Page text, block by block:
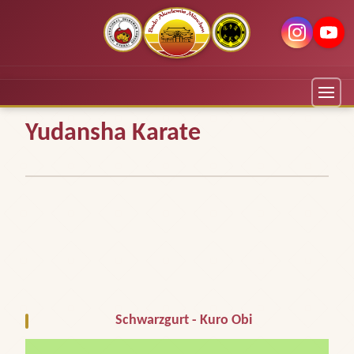
Yudansha Karate
Schwarzgurt - Kuro Obi